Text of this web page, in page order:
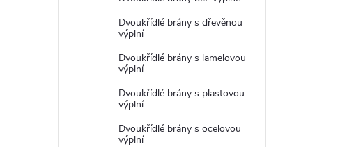
Dvoukřídlé brány s dřevěnou
výplní
Dvoukřídlé brány s lamelovou
výplní
Dvoukřídlé brány s plastovou
výplní
Dvoukřídlé brány s ocelovou
výplní